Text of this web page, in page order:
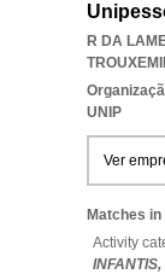
R DA
UNIP
Ver
Matches
Activity
INFANTIS,